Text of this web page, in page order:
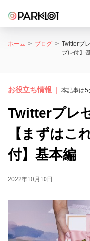
ホーム ブログ
Twitterプ
プレ付】
お役立ち情報 本記事は5
Twitterプレ
【まずはこ
付】基本編
2022年10月10日